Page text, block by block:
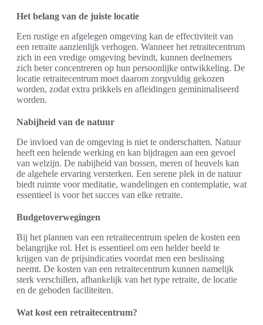
Het belang van de juiste locatie
Een rustige en afgelegen omgeving kan de effectiviteit van
een retraite aanzienlijk verhogen. Wanneer het retraitecentrum
zich in een vredige omgeving bevindt, kunnen deelnemers
zich beter concentreren op hun persoonlijke ontwikkeling. De
locatie retraitecentrum moet daarom zorgvuldig gekozen
worden, zodat extra prikkels en afleidingen geminimaliseerd
worden.
Nabijheid van de natuur
De invloed van de omgeving is niet te onderschatten. Natuur
heeft een helende werking en kan bijdragen aan een gevoel
van welzijn. De nabijheid van bossen, meren of heuvels kan
de algehele ervaring versterken. Een serene plek in de natuur
biedt ruimte voor meditatie, wandelingen en contemplatie, wat
essentieel is voor het succes van elke retraite.
Budgetoverwegingen
Bij het plannen van een retraitecentrum spelen de kosten een
belangrijke rol. Het is essentieel om een helder beeld te
krijgen van de prijsindicaties voordat men een beslissing
neemt. De kosten van een retraitecentrum kunnen namelijk
sterk verschillen, afhankelijk van het type retraite, de locatie
en de geboden faciliteiten.
Wat kost een retraitecentrum?